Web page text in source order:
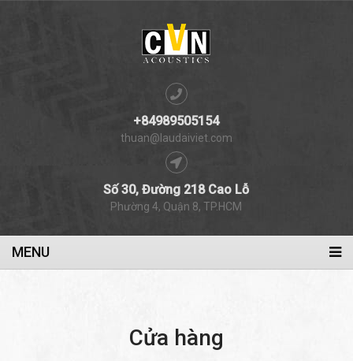
+84989505154
thuan@laudaiviet.com
Số 30, Đường 218 Cao Lỗ
Phường 4, Quận 8, TP.HCM
MENU
Cửa hàng